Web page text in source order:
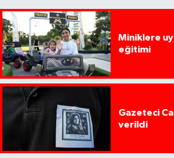
Miniklere
eğitimi
Gazeteci
verildi